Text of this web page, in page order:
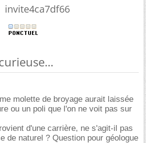
invite4ca7df66
molette de broyage aurait laissée
ou un poli que l'on ne voit pas sur
d'une carrière, ne s'agit-il pas
de naturel ? Question pour géologue